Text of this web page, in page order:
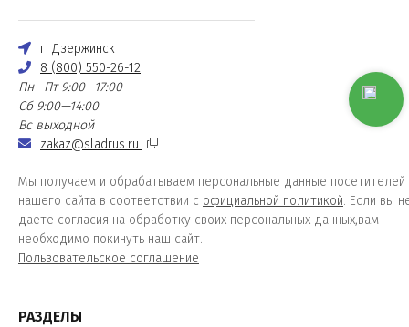
г. Дзержинск
8 (800) 550-26-12
Пн—Пт 9:00—17:00
Сб 9:00—14:00
Вс выходной
zakaz@sladrus.ru
Мы получаем и обрабатываем персональные данные посетителей
нашего сайта в соответствии с официальной политикой. Если вы
даете согласия на обработку своих персональных данных,вам
необходимо покинуть наш сайт.
Пользовательское соглашение
РАЗДЕЛЫ